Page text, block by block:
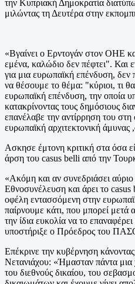
την Κυπριακή Δημοκρατία
μιλώντας τη Δευτέρα στην
«Βγαίνει ο Ερντογάν στον ΟΗΕ
εμένα, καλώδιο δεν πέφτει". Και
για μια ευρωπαϊκή επένδυση,
να θέσουμε το θέμα: "κύριοι, τι
ευρωπαϊκή επένδυση, την οποία
κατακρίνοντας τους δημόσιους
επανέλαβε την αντίρρηση του
ευρωπαϊκή αρχιτεκτονική
Ασκησε έμτονη κριτική στα όσα
άρση του casus belli από την
«Ακόμη και αν συνεδριάσει
Εθνοσυνέλευση και άρει το
οφέλη εντασσόμενη στην
παίρνουμε κάτι, που μπορεί μετά
την ίδια ευκολία να το
υποστήριξε ο Πρόεδρος του
Επέκρινε την κυβέρνηση
Νετανιάχου: «Ήμασταν πάντα
του διεθνούς δικαίου, του